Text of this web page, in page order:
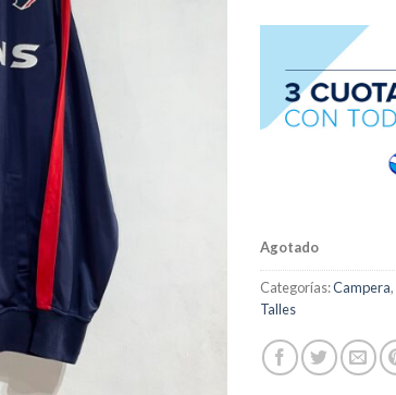
Agotado
Categorías:Campera,
Talles